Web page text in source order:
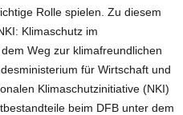
Rolle spielen. Zu diesem
Klimaschutz im
Weg zur klimafreundlichen
für Wirtschaft und
Klimaschutzinitiative (NKI)
beim DFB unter dem